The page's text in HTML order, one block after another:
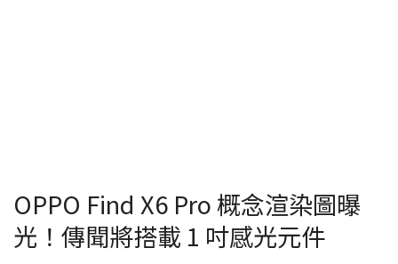
OPPO Find X6 Pro 概念渲染圖曝
光！傳聞將搭載 1 吋感光元件